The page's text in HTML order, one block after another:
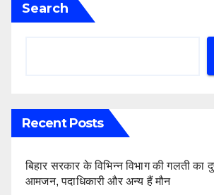
Search
Recent Posts
बिहार सरकार के विभिन्न विभाग की गलती का
आमजन, पदाधिकारी और अन्य हैं मौन